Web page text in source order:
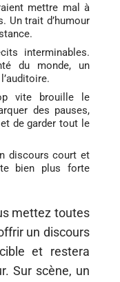
mettre mal à
Un trait d’humour
interminables.
du monde, un
vite brouille le
des pauses,
de garder tout le
discours court et
bien plus forte
mettez toutes
un discours
et restera
Sur scène, un